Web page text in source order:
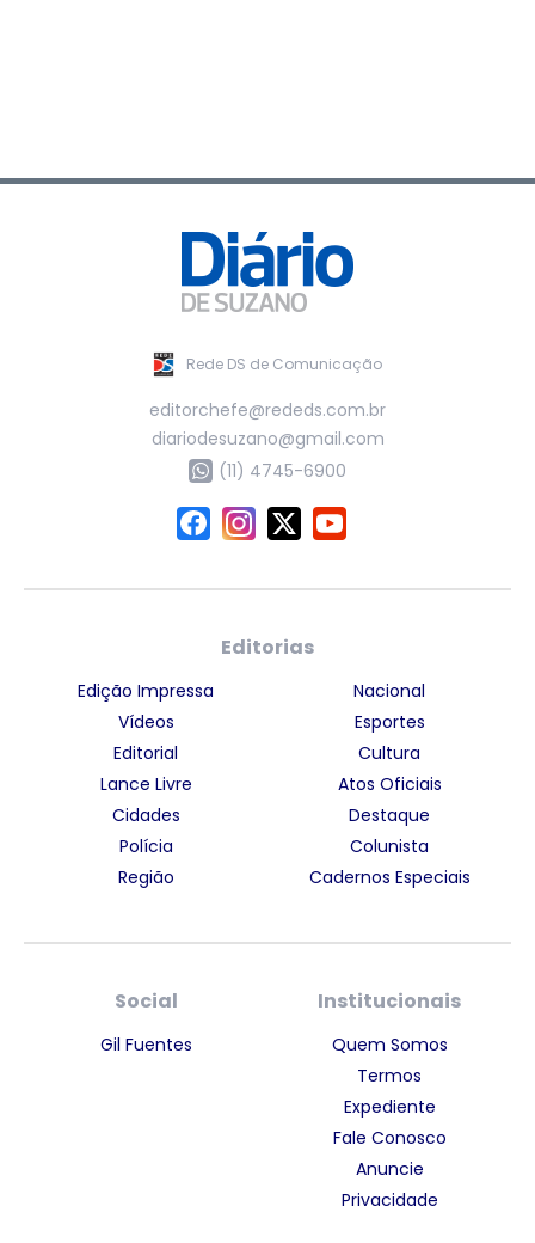
Rede DS de Comunicação
editorchefe@rededs.com.br
diariodesuzano@gmail.com
(11) 4745-6900
Editorias
Edição Impressa
Vídeos
Editorial
Lance Livre
Cidades
Polícia
Região
Nacional
Esportes
Cultura
Atos Oficiais
Destaque
Colunista
Cadernos Especiais
Social
Gil Fuentes
Institucionais
Quem Somos
Termos
Expediente
Fale Conosco
Anuncie
Privacidade